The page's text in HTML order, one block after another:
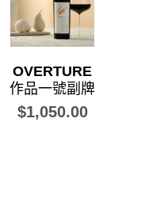
OVERTURE
作品一號副牌
$1,050.00